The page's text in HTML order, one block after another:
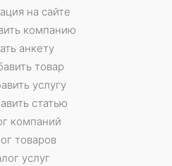
на сайте
компанию
анкету
товар
услугу
статью
компаний
товаров
услуг